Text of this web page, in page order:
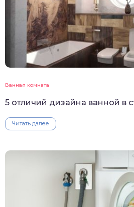
Ванная комната
5 отличий дизайна ванной в
Читать далее